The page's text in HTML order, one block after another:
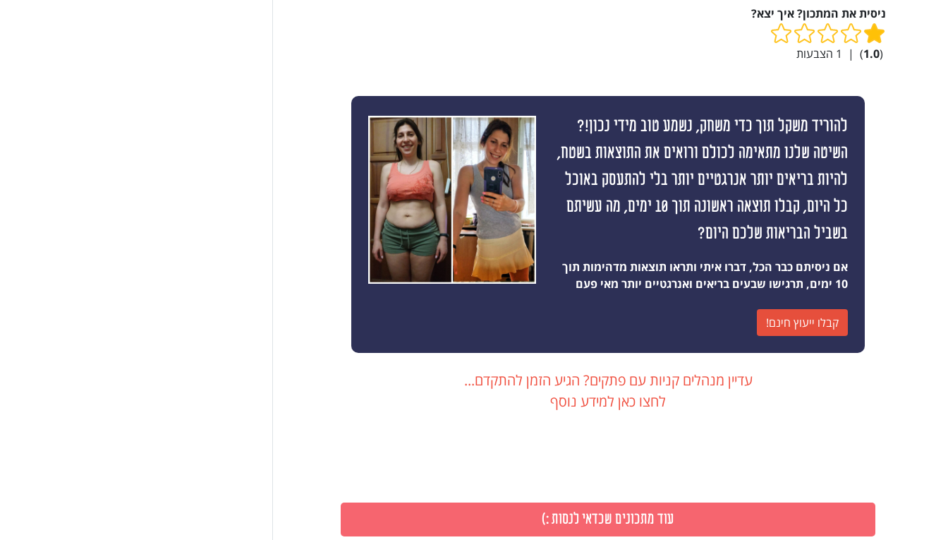
ניסית את המתכון? איך יצא?
(
1.0
)
|
1 הצבעות
להוריד משקל תוך כדי משחק, נשמע טוב מידי נכון!?
השיטה שלנו מתאימה לכולם ורואים את התוצאות בשטח,
להיות בריאים יותר אנרגטיים יותר בלי להתעסק באוכל
כל היום, קבלו תוצאה ראשונה תוך 10 ימים, מה עשיתם
בשביל הבריאות שלכם היום?
אם ניסיתם כבר הכל, דברו איתי ותראו תוצאות מדהימות תוך
10 ימים, תרגישו שבעים בריאים ואנרגטיים יותר מאי פעם
קבלו ייעוץ חינם!
עדיין מנהלים קניות עם פתקים? הגיע הזמן להתקדם...
לחצו כאן למידע נוסף
עוד מתכונים שכדאי לנסות :)